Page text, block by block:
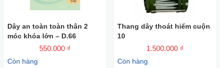
Dây an toàn toàn thân 2
móc khóa lớn – D.66
550.000 ₫
Còn hàng
Thang dây thoát hiểm cuộn
10
1.500.000 ₫
Còn hàng